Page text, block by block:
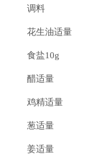
调料
花生油适量
食盐10g
醋适量
鸡精适量
葱适量
姜适量